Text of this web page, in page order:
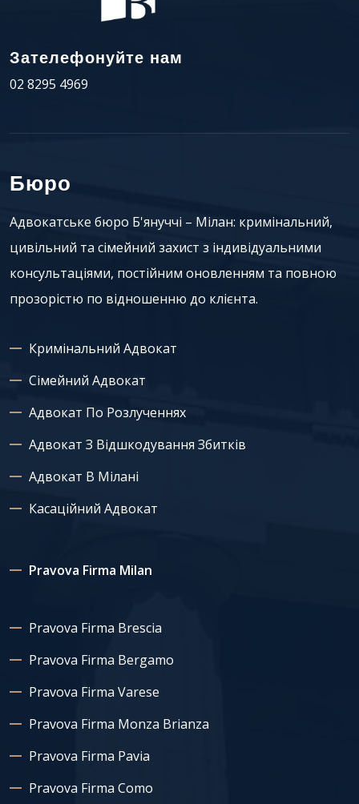
Зателефонуйте нам
02 8295 4969
Бюро
Адвокатське бюро Б'януччі – Мілан: кримінальний,
цивільний та сімейний захист з індивідуальними
консультаціями, постійним оновленням та повною
прозорістю по відношенню до клієнта.
Кримінальний Адвокат
Сімейний Адвокат
Адвокат По Розлученнях
Адвокат З Відшкодування Збитків
Адвокат В Мілані
Касаційний Адвокат
Pravova Firma Milan
Pravova Firma Brescia
Pravova Firma Bergamo
Pravova Firma Varese
Pravova Firma Monza Brianza
Pravova Firma Pavia
Pravova Firma Como